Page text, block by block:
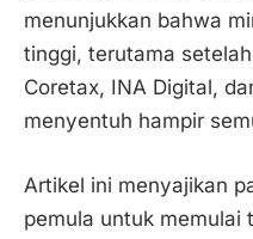
menunjukkan bahwa
tinggi, terutama
Coretax, INA Digital,
menyentuh hampir
Artikel ini menyajikan
pemula untuk memulai